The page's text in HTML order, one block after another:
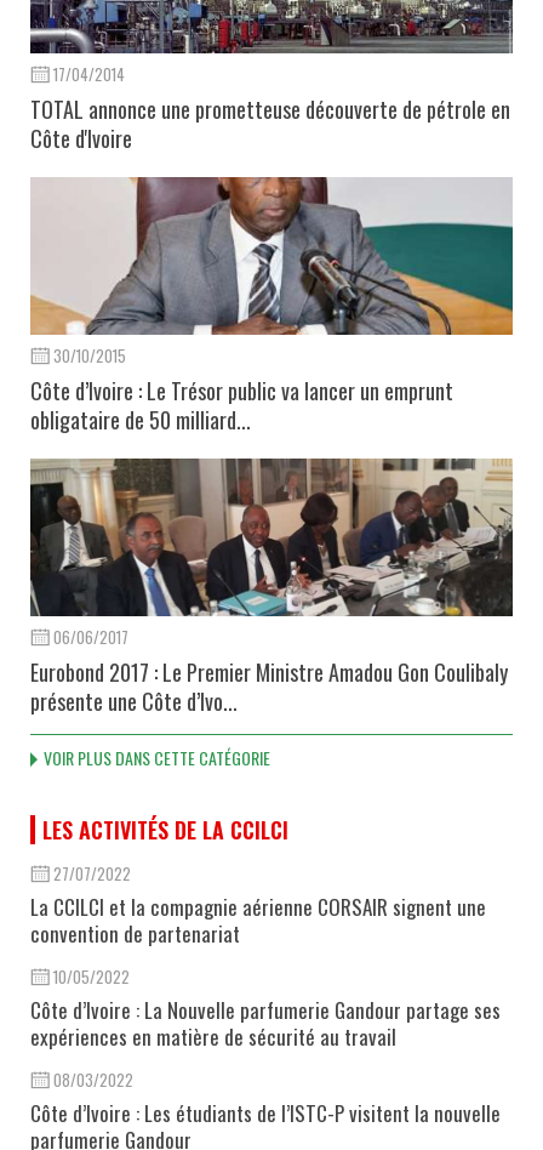
17/04/2014
TOTAL annonce une prometteuse découverte de pétrole en
Côte d'Ivoire
30/10/2015
Côte d’Ivoire : Le Trésor public va lancer un emprunt
obligataire de 50 milliard...
06/06/2017
Eurobond 2017 : Le Premier Ministre Amadou Gon Coulibaly
présente une Côte d’Ivo...
VOIR PLUS DANS CETTE CATÉGORIE
LES ACTIVITÉS DE LA CCILCI
27/07/2022
La CCILCI et la compagnie aérienne CORSAIR signent une
convention de partenariat
10/05/2022
Côte d’Ivoire : La Nouvelle parfumerie Gandour partage ses
expériences en matière de sécurité au travail
08/03/2022
Côte d’Ivoire : Les étudiants de l’ISTC-P visitent la nouvelle
parfumerie Gandour